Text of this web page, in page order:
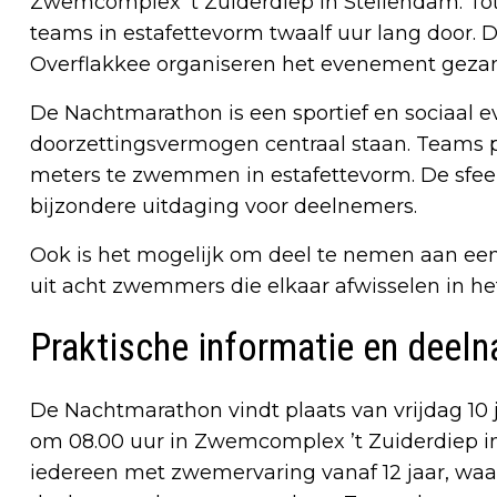
teams in estafettevorm twaalf uur lang door.
Overflakkee organiseren het evenement
De Nachtmarathon is een sportief en sociaal
doorzettingsvermogen centraal staan.
meters te zwemmen in estafettevorm. De
bijzondere uitdaging voor deelnemers.
Ook is het mogelijk om deel te nemen aan
uit acht zwemmers die elkaar afwisselen in
Praktische informatie en
De Nachtmarathon vindt plaats van vrijdag
om 08.00 uur in Zwemcomplex ’t Zuiderdiep
iedereen met zwemervaring vanaf 12 jaar,